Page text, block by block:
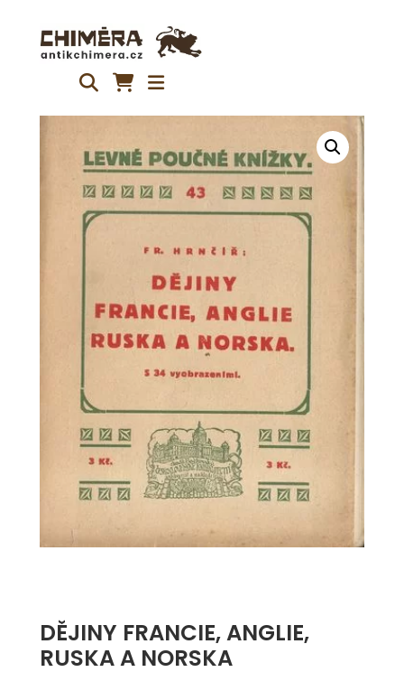
obsah
DĚJINY FRANCIE, ANGLIE,
RUSKA A NORSKA